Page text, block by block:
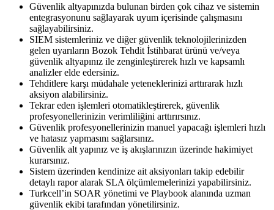
​Güvenlik altyapınızda bulunan birden çok cihaz ve sistemin
entegrasyonunu sağlayarak uyum içerisinde çalışmasını
sağlayabilirsiniz.
SIEM sistemleriniz ve diğer güvenlik teknolojilerinizden
gelen uyarıların Bozok Tehdit İstihbarat ürünü ve/veya
güvenlik altyapınız ile zenginleştirerek hızlı ve kapsamlı
analizler elde edersiniz.
Tehditlere karşı müdahale yeteneklerinizi arttırarak hızlı
aksiyon alabilirsiniz.
Tekrar eden işlemleri otomatikleştirerek, güvenlik
profesyonellerinizin verimliliğini arttırırsınız.
Güvenlik profesyonellerinizin manuel yapacağı işlemleri hızlı
ve hatasız yapmasını sağlarsınız.
Güvenlik alt yapınız ve iş akışlarınızın üzerinde hakimiyet
kurarsınız.
Sistem üzerinden kendinize ait aksiyonları takip edebilir
detaylı rapor alarak SLA ölçümlemelerinizi yapabilirsiniz.
Turkcell’in SOAR yönetimi ve Playbook alanında uzman
güvenlik ekibi tarafından yönetilirsiniz.